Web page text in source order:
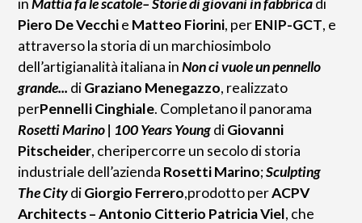
Piero De Vecchie Matteo Fiorini, perENIP-GCT, e
attraverso la storia di un marchiosimbolo
dell’artigianalità italiana inNon ci vuole un pennello
grande... diGraziano Menegazzo, realizzato
perPennelli Cinghiale. Completano il panorama
Rosetti Marino | 100 Years YoungdiGiovanni
Pitscheider, cheripercorre un secolo di storia
industriale dell’azienda Rosetti Marino;Sculpting
The CitydiGiorgio Ferrero,prodotto perACPV
Architects – Antonio Citterio Patricia Viel, che